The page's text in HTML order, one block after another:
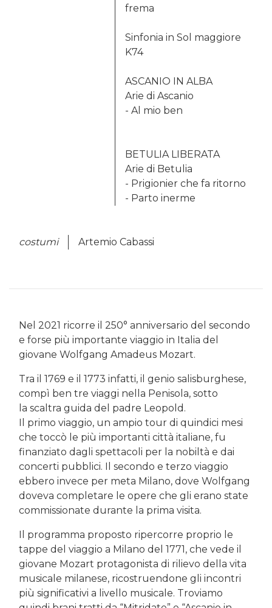
frema
Sinfonia in Sol maggiore
K74
ASCANIO IN ALBA
Arie di Ascanio
- Al mio ben
BETULIA LIBERATA
Arie di Betulia
- Prigionier che fa ritorno
- Parto inerme
costumi Artemio Cabassi
Nel 2021 ricorre il 250° anniversario del secondo
e forse più importante viaggio in Italia del
giovane Wolfgang Amadeus Mozart.
Tra il 1769 e il 1773 infatti, il genio salisburghese,
compì ben tre viaggi nella Penisola, sotto
la scaltra guida del padre Leopold.
Il primo viaggio, un ampio tour di quindici mesi
che toccò le più importanti città italiane, fu
finanziato dagli spettacoli per la nobiltà e dai
concerti pubblici. Il secondo e terzo viaggio
ebbero invece per meta Milano, dove Wolfgang
doveva completare le opere che gli erano state
commissionate durante la prima visita.
Il programma proposto ripercorre proprio le
tappe del viaggio a Milano del 1771, che vede il
giovane Mozart protagonista di rilievo della vita
musicale milanese, ricostruendone gli incontri
più significativi a livello musicale. Troviamo